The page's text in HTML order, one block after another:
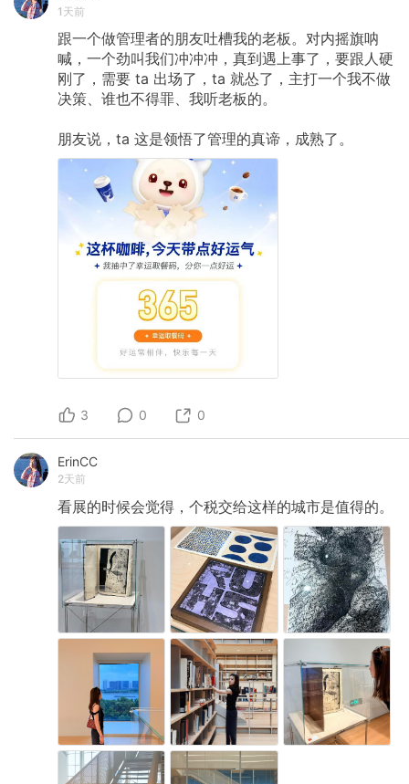
1天前
跟一个做管理者的朋友吐槽我的老板。对内摇旗呐
喊，一个劲叫我们冲冲冲，真到遇上事了，要跟人硬
刚了，需要 ta 出场了，ta 就怂了，主打一个我不做
决策、谁也不得罪、我听老板的。
朋友说，ta 这是领悟了管理的真谛，成熟了。
3 0 0
ErinCC
2天前
看展的时候会觉得，个税交给这样的城市是值得的。